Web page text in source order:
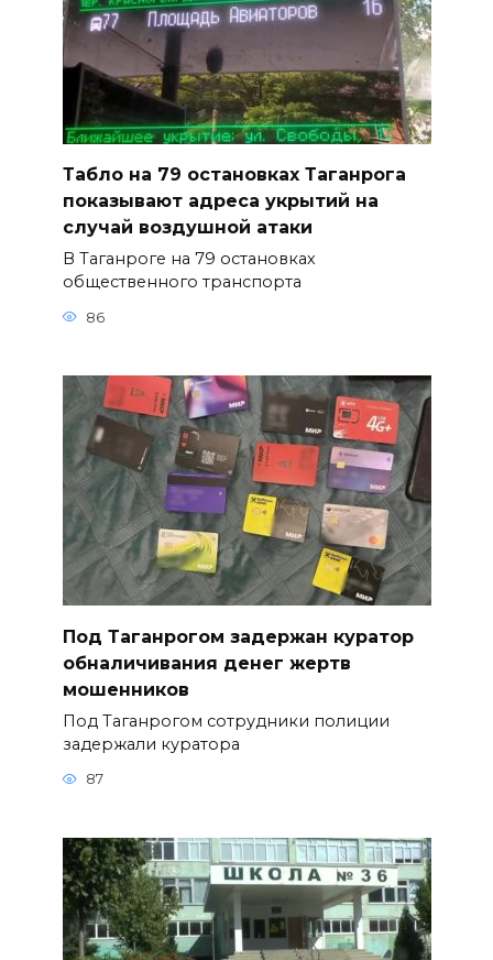
Табло на 79 остановках Таганрога
показывают адреса укрытий на
случай воздушной атаки
В Таганроге на 79 остановках
общественного транспорта
86
Под Таганрогом задержан куратор
обналичивания денег жертв
мошенников
Под Таганрогом сотрудники полиции
задержали куратора
87